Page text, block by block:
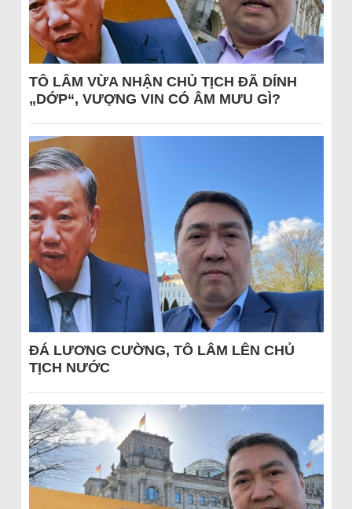
TÔ LÂM VỪA NHẬN CHỦ TỊCH ĐÃ DÍNH
„DỚP“, VƯỢNG VIN CÓ ÂM MƯU GÌ?
ĐÁ LƯƠNG CƯỜNG, TÔ LÂM LÊN CHỦ
TỊCH NƯỚC